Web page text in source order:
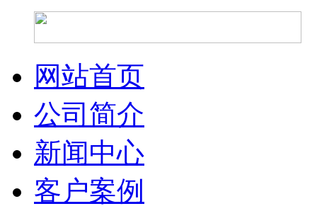
网站首页
公司简介
新闻中心
客户案例